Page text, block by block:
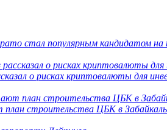
стал популярным кандидатом на
о рисках криптовалюты для
строительства ЦБК в